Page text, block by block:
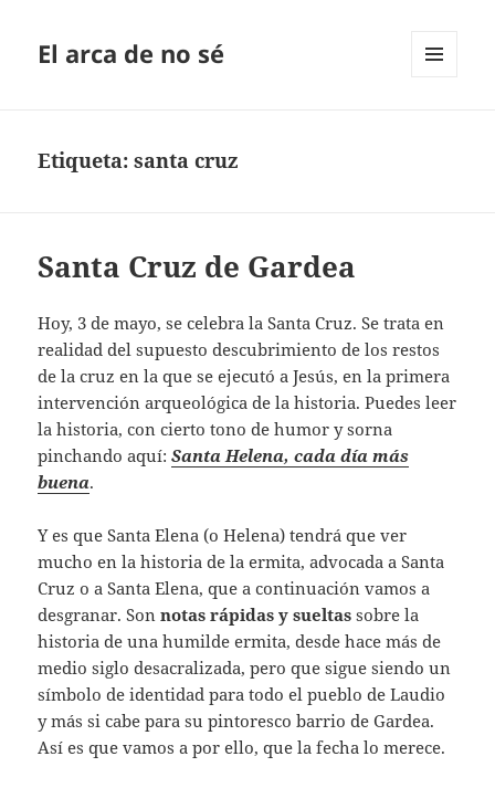
El arca de no sé
Etiqueta:santa cruz
Santa Cruz de Gardea
Hoy, 3 de mayo, se celebra la Santa Cruz. Se trata en
realidad del supuesto descubrimiento de los restos
de la cruz en la que se ejecutó a Jesús, en la primera
intervención arqueológica de la historia. Puedes leer
la historia, con cierto tono de humor y sorna
pinchando aquí:Santa Helena, cada día más
buena.
Y es que Santa Elena (o Helena) tendrá que ver
mucho en la historia de la ermita, advocada a Santa
Cruz o a Santa Elena, que a continuación vamos a
desgranar. Sonnotas rápidas y sueltas sobre la
historia de una humilde ermita, desde hace más de
medio siglo desacralizada, pero que sigue siendo un
símbolo de identidad para todo el pueblo de Laudio
y más si cabe para su pintoresco barrio de Gardea.
Así es que vamos a por ello, que la fecha lo merece.